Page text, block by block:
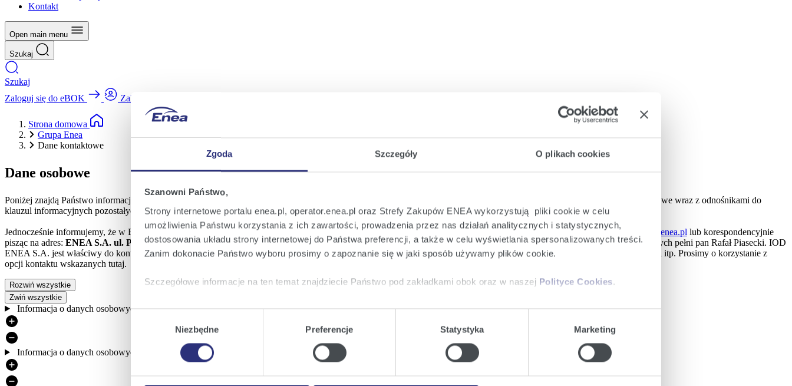
Zgoda Szczegóły O plikach cookies
Szanowni Państwo,
Strony internetowe portalu enea.pl, operator.enea.pl oraz Strefy Zakupów ENEA wykorzystują pliki cookie w celu
umożliwienia Państwu korzystania z ich zawartości, prowadzenia przez nas działań analitycznych i statystycznych,
dostosowania układu strony internetowej do Państwa preferencji, a także w celu wyświetlania spersonalizowanych treści.
Zanim dokonacie Państwo wyboru prosimy o zapoznanie się w jaki sposób używamy plików cookie.
Szczegółowe informacje na ten temat znajdziecie Państwo pod zakładkami obok oraz w naszej Polityce Cookies.
KlikającAkceptuję wszystkiewyrażają Państwo zgodę na umieszczenie wszystkich rodzajów plików cookie z
których korzystamy, na Państwa urządzeniu.
Zmień ustawienia
, możecie Państwo wybrać jakie rodzaje plików cookie będziemy umieszczać w Państwa
urządzeniu.
Niezbędne Preferencje Statystyka Marketing
Kontakt
Open main menu
Szukaj
Szukaj
Zaloguj się do eBOK
Zaloguj się do eBOK
Strona domowa
Grupa Enea
Dane kontaktowe
Dane osobowe
Poniżej znajdą Państwo informacje dotyczące przetwarzania danych osobowych w różnych sytuacjach dotyczących Państwa kontaktu ze spółką ENEA S.A. oraz dane kontaktowe wraz z odnośnikami do
klauzul informacyjnych pozostałych spółek Grupy ENEA.
Jednocześnie informujemy, że w ENEA S.A. wyznaczony został Inspektor Ochrony Danych (IOD), z którym możecie Państwo skontaktować się pod adresem e-mail: esa.iod@enea.pl lub korespondencyjnie
pisząc na adres: ENEA S.A. ul. Pastelowa 8, 60-198 Poznań. Funkcję Inspektora Ochrony Danych pełni pan Paweł Szymkowiak. Funkcję Zastępcy Inspektora Ochrony Danych pełni pan Rafał Piasecki. IOD
ENEA S.A. jest właściwy do kontaktu wyłącznie w sprawach dotyczących danych osobowych. W sprawach dotyczących obsługi lub zawarcia umowy, rozliczeń lub reklamacji itp. Prosimy o korzystanie z
opcji kontaktu wskazanych tutaj.
Rozwiń wszystkie
Zwiń wszystkie
Informacja o danych osobowych dla osób korzystających ze stron internetowych w domenie enea.pl
Informacja o danych osobowych dla Klienta – strony umowy zawartej z ENEA S.A.